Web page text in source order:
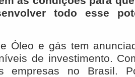
todo esse
Óleo e gás tem
de investimento.
empresas no Brasil.